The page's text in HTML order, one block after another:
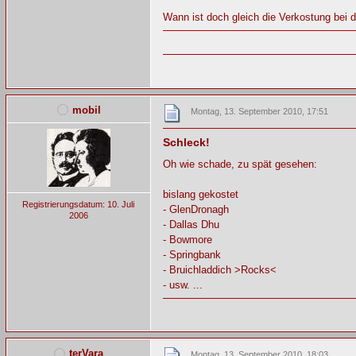
Wann ist doch gleich die Verkostung bei
mobil
Registrierungsdatum: 10. Juli
2006
Montag, 13. September 2010, 17:51
Schleck!
Oh wie schade, zu spät gesehen:
bislang gekostet
- GlenDronagh
- Dallas Dhu
- Bowmore
- Springbank
- Bruichladdich >Rocks<
- usw. ...
terVara